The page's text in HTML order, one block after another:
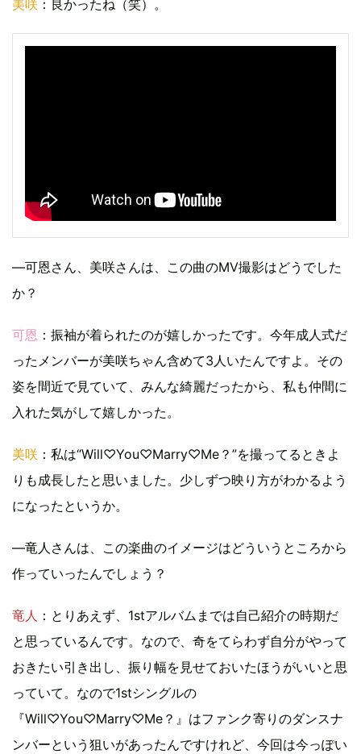
美咲 ：良かったね（笑）。
―可恩さん、美咲さんは、この曲のMV撮影はどうでした
か？
可恩 ：振袖が着られたのが嬉しかったです。今年成人式だ
ったメンバーが美咲ちゃん含めて3人いたんですよ。その
姿を間近で見ていて、みんな綺麗だったから、私も仲間に
入れた気がして嬉しかった。
美咲 ：私は“Will♡You♡Marry♡Me？”を撮ってるときよ
りも成長したと思いました。少しずつ映り方がわかるよう
になったというか。
―竜人さんは、この楽曲のイメージはどういうところから
作っていったんでしょう？
竜人 ：とりあえず、1stアルバムまでは自己紹介の時期だ
と思っているんです。なので、奇をてらわず自分がやって
おきたい引き出し、振り幅を見せておいたほうがいいと思
っていて。なので1stシングルの
『Will♡You♡Marry♡Me？』はファンク寄りのダンスナ
ンバーという狙いがあったんですけれど、今回は今っぽい